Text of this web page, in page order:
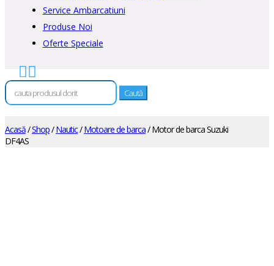
Service Ambarcatiuni
Produse Noi
Oferte Speciale
 
Caută
după:
Acasă/Shop/Nautic/Motoare de barca/ Motor de barca Suzuki
DF4AS